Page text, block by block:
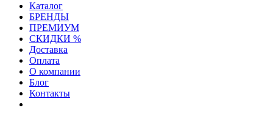
Каталог
БРЕНДЫ
ПРЕМИУМ
СКИДКИ %
Доставка
Оплата
О компании
Блог
Контакты